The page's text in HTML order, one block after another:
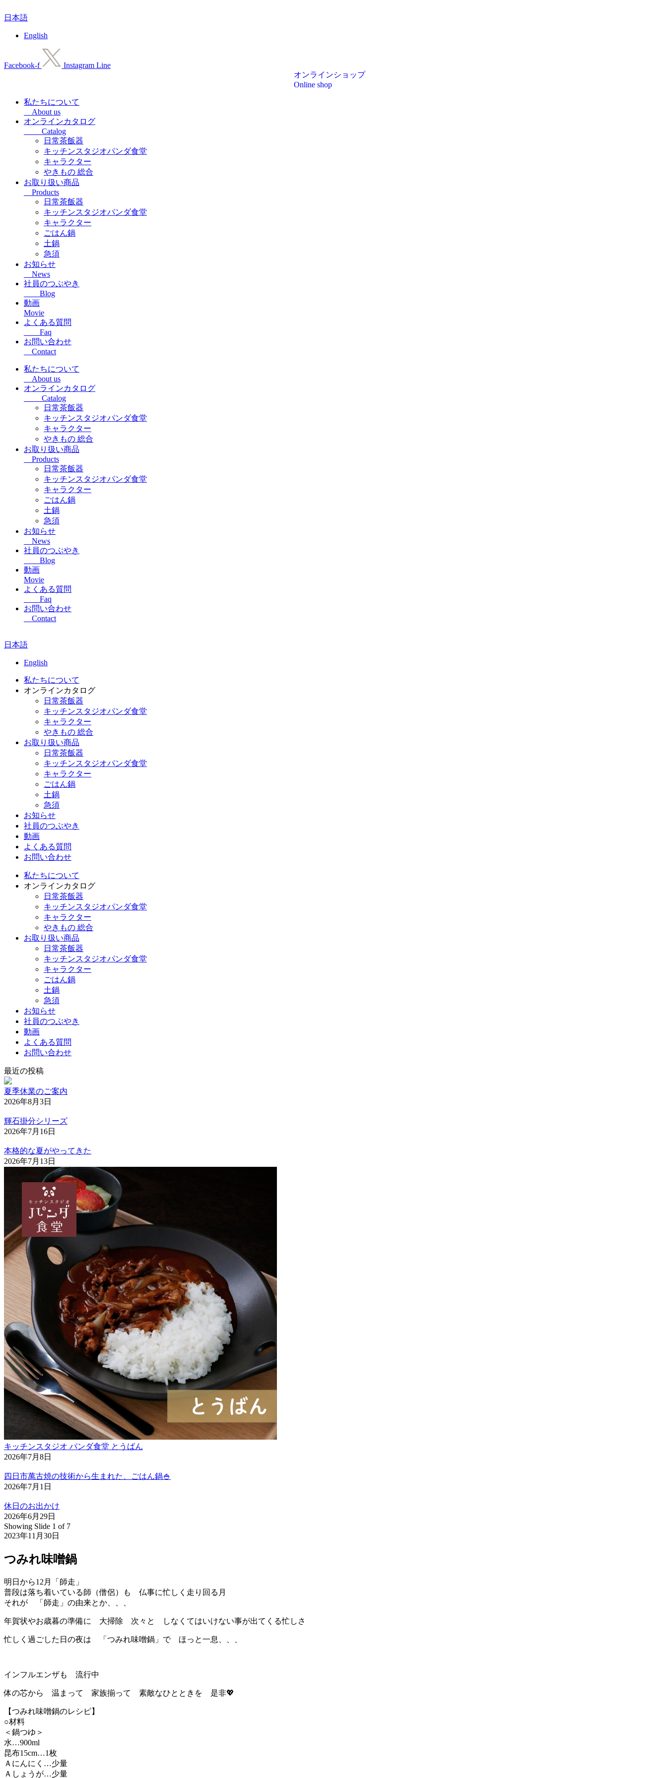
ン
ス
日本語
English
Facebook-f Instagram Line
オンラインショップ
Online shop
私たちについて
About us
オンラインカタログ
Catalog
日常茶飯器
キッチンスタジオパンダ食堂
キャラクター
やきもの 総合
お取り扱い商品
Products
日常茶飯器
キッチンスタジオパンダ食堂
キャラクター
ごはん鍋
土鍋
急須
お知らせ
News
社員のつぶやき
Blog
動画
Movie
よくある質問
Faq
お問い合わせ
Contact
私たちについて
About us
オンラインカタログ
Catalog
日常茶飯器
キッチンスタジオパンダ食堂
キャラクター
やきもの 総合
お取り扱い商品
Products
日常茶飯器
キッチンスタジオパンダ食堂
キャラクター
ごはん鍋
土鍋
急須
お知らせ
News
社員のつぶやき
Blog
動画
Movie
よくある質問
Faq
お問い合わせ
Contact
日本語
English
私たちについて
オンラインカタログ
日常茶飯器
キッチンスタジオパンダ食堂
キャラクター
やきもの 総合
お取り扱い商品
日常茶飯器
キッチンスタジオパンダ食堂
キャラクター
ごはん鍋
土鍋
急須
お知らせ
社員のつぶやき
動画
よくある質問
お問い合わせ
私たちについて
オンラインカタログ
日常茶飯器
キッチンスタジオパンダ食堂
キャラクター
やきもの 総合
お取り扱い商品
日常茶飯器
キッチンスタジオパンダ食堂
キャラクター
ごはん鍋
土鍋
急須
お知らせ
社員のつぶやき
動画
よくある質問
お問い合わせ
最近の投稿
夏季休業のご案内
2026年8月3日
輝石掛分シリーズ
2026年7月16日
本格的な夏がやってきた
2026年7月13日
キッチンスタジオ パンダ食堂 とうばん
2026年7月8日
四日市萬古焼の技術から生まれた、ごはん鍋🍚
2026年7月1日
休日のお出かけ
2026年6月29日
Showing Slide 1 of 7
2023年11月30日
つみれ味噌鍋
明日から12月「師走」
普段は落ち着いている師（僧侶）も 仏事に忙しく走り回る月
それが 「師走」の由来とか、、、
年賀状やお歳暮の準備に 大掃除 次々と しなくてはいけない事が出てくる忙しさ
忙しく過ごした日の夜は 「つみれ味噌鍋」で ほっと一息、、、
インフルエンザも 流行中
体の芯から 温まって 家族揃って 素敵なひとときを 是非💖
【つみれ味噌鍋のレシピ】
○材料
＜鍋つゆ＞
水…900ml
昆布15cm…1枚
Ａにんにく…少量
Ａしょうが…少量